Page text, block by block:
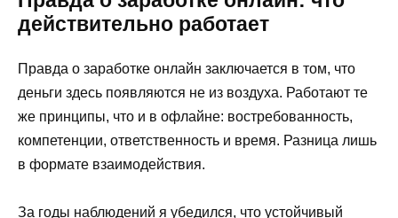
действительно работает
Правда о заработке онлайн заключается в том, что
деньги здесь появляются не из воздуха. Работают те
же принципы, что и в офлайне: востребованность,
компетенции, ответственность и время. Разница лишь
в формате взаимодействия.
За годы наблюдений я убедился, что устойчивый